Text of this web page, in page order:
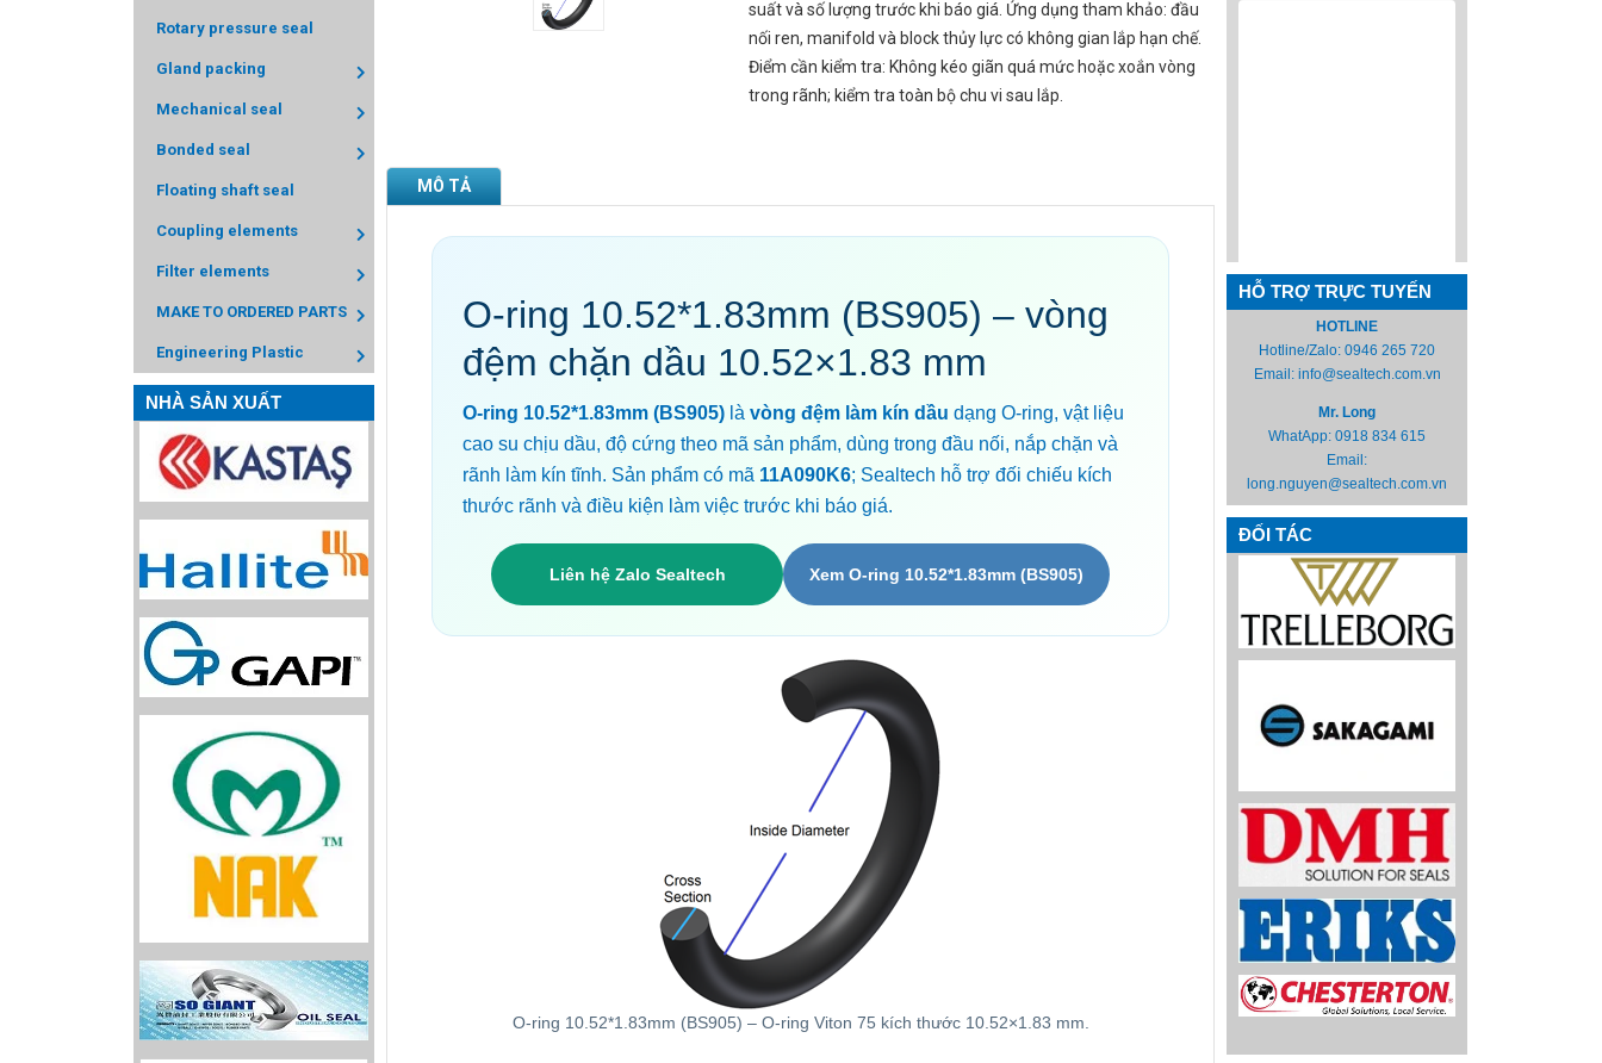
Rotary pressure seal
Gland packing
Mechanical seal
Bonded seal
Floating shaft seal
Coupling elements
Filter elements
MAKE TO ORDERED PARTS
Engineering Plastic
NHÀ SẢN XUẤT
suất và số lượng trước khi báo giá. Ứng dụng tham khảo: đầu
nối ren, manifold và block thủy lực có không gian lắp hạn chế.
Điểm cần kiểm tra: Không kéo giãn quá mức hoặc xoắn vòng
trong rãnh; kiểm tra toàn bộ chu vi sau lắp.
MÔ TẢ
O-ring 10.52*1.83mm (BS905) – vòng
đệm chặn dầu 10.52×1.83 mm
O-ring 10.52*1.83mm (BS905) là vòng đệm làm kín dầu dạng O-ring, vật liệu
cao su chịu dầu, độ cứng theo mã sản phẩm, dùng trong đầu nối, nắp chặn và
rãnh làm kín tĩnh. Sản phẩm có mã 11A090K6; Sealtech hỗ trợ đối chiếu kích
thước rãnh và điều kiện làm việc trước khi báo giá.
Liên hệ Zalo Sealtech Xem O-ring 10.52*1.83mm (BS905)
O-ring 10.52*1.83mm (BS905) – O-ring Viton 75 kích thước 10.52×1.83 mm.
HỖ TRỢ TRỰC TUYẾN
HOTLINE
Hotline/Zalo: 0946 265 720
Email: info@sealtech.com.vn
Mr. Long
WhatApp: 0918 834 615
Email:
long.nguyen@sealtech.com.vn
ĐỐI TÁC